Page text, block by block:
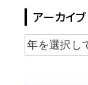
アーカイブ